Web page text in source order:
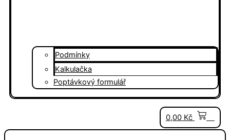
Podmínky
Kalkulačka
Poptávkový formulář
0,00 Kč